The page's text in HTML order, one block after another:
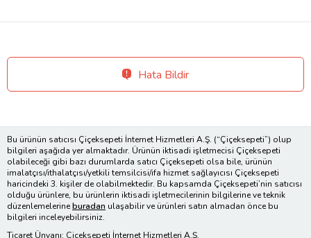
Hata Bildir
Bu ürünün satıcısı Çiçeksepeti İnternet Hizmetleri A.Ş. (“Çiçeksepeti”) olup
bilgileri aşağıda yer almaktadır. Ürünün iktisadi işletmecisi Çiçeksepeti
olabileceği gibi bazı durumlarda satıcı Çiçeksepeti olsa bile, ürünün
imalatçısı/ithalatçısı/yetkili temsilcisi/ifa hizmet sağlayıcısı Çiçeksepeti
haricindeki 3. kişiler de olabilmektedir. Bu kapsamda Çiçeksepeti’nin satıcısı
olduğu ürünlere, bu ürünlerin iktisadi işletmecilerinin bilgilerine ve teknik
düzenlemelerineburadan ulaşabilir ve ürünleri satın almadan önce bu
bilgileri inceleyebilirsiniz.
Ticaret Ünvanı: Çiçeksepeti İnternet Hizmetleri A.Ş.